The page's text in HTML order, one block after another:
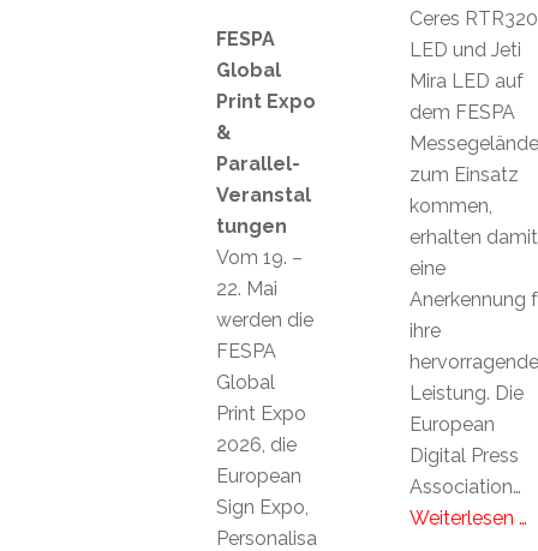
Ceres
LED und Jeti
Mira LED auf
dem FESPA
Messegelände
zum Einsatz
kommen,
erhalten damit
eine
Anerkennung
ihre
hervorragende
Leistung. Die
European
Digital Press
Association…
Weiterlesen …
FESPA
Global
Print Expo
&
Parallel-
Veranstal
tungen
Vom 19. –
22. Mai
werden die
FESPA
Global
Print Expo
2026, die
European
Sign Expo,
Personalisa